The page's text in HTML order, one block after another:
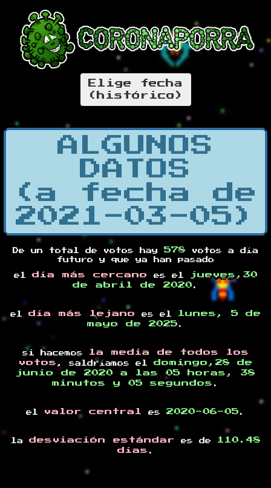
Elige fecha
(histórico)
ALGUNOS
DATOS
(a fecha de
2021-03-05)
De un total de votos hay 578 votos a día
futuro y que ya han pasado
el día más cercano es el
jueves,30
de abril de 2020 .
el día más lejano es el
lunes, 5 de
mayo de 2025 .
si hacemos
la media de todos los
votos , saldríamos el domingo,28 de
junio de 2020 a las 05 horas, 38
minutos y 05 segundos .
el valor central es 2020-06-05 .
la desviación estándar es de
110.48
días .